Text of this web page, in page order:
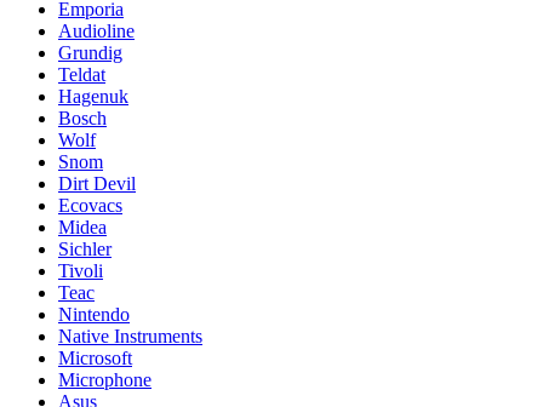
Emporia
Audioline
Grundig
Teldat
Hagenuk
Bosch
Wolf
Snom
Dirt Devil
Ecovacs
Midea
Sichler
Tivoli
Teac
Nintendo
Native Instruments
Microsoft
Microphone
Asus